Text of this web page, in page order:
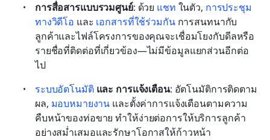
การสื่อสารแบบรวมศูนย์: ด้วย แชท ในตัว, การประชุม
ทางวิดีโอ และ เอกสารที่ใช้ร่วมกัน การสนทนากับ
ลูกค้าและไฟล์โครงการของคุณจะเชื่อมโยงกับดีลหรือ
รายชื่อที่ติดต่อที่เกี่ยวข้อง—ไม่มีข้อมูลแยกส่วนอีกต่อ
ไป
ระบบอัตโนมัติ และ การแจ้งเตือน: อัตโนมัติการติดตาม
ผล, มอบหมายงาน และตั้งค่าการแจ้งเตือนตามความ
คืบหน้าของท่อขาย ทำให้ง่ายต่อการให้บริการลูกค้า
อย่างสม่ำเสมอและรักษาโอกาสให้ก้าวหน้า